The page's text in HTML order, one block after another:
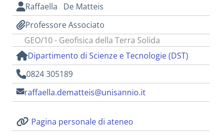
Raffaella De Matteis
Professore Associato
GEO/10 - Geofisica della Terra Solida
Dipartimento di Scienze e Tecnologie (DST)
0824 305189
raffaella.dematteis@unisannio.it
Pagina personale di ateneo